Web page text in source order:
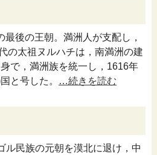
後の王朝。満洲人が支配し，
の太祖ヌルハチは，南満洲の建
で，満洲族を統一し，1616年
と号した。
…続きを読む
ル民族の元朝を漠北に退け，中